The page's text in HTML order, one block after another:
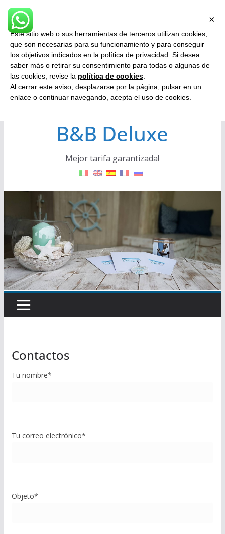
Saltar
al
contenido
Fiumicino Airport
B&B Deluxe
Mejor tarifa garantizada!
Contactos
Tu nombre*
Tu correo electrónico*
Objeto*
×
Aviso
Este sitio web o sus herramientas de terceros utilizan cookies,
que son necesarias para su funcionamiento y para conseguir
los objetivos indicados en la política de privacidad. Si desea
saber más o retirar su consentimiento para todas o algunas de
las cookies, revise la política de cookies
Al cerrar este aviso, desplazarse por la página, pulsar en un
enlace o continuar navegando, acepta el uso de cookies.